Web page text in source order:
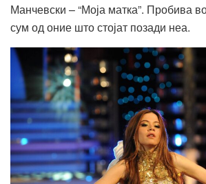
Манчевски – “Моја матка”. Пробива
сум од оние што стојат позади неа.